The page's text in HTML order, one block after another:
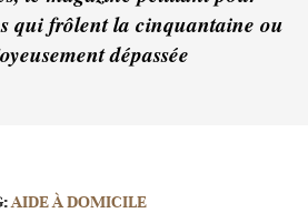
qui frôlent la cinquantaine ou
dépassée
AIDE À DOMICILE